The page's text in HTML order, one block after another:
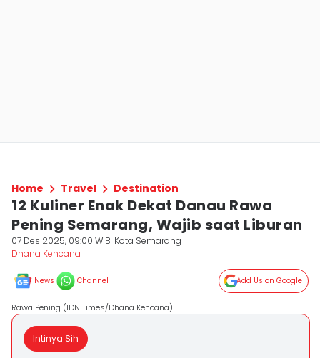
Home Travel Destination
12 Kuliner Enak Dekat Danau Rawa
Pening Semarang, Wajib saat Liburan
07 Des 2025, 09:00 WIB Kota Semarang
Dhana Kencana
News Channel Add Us on Google
Rawa Pening (IDN Times/Dhana Kencana)
Intinya Sih